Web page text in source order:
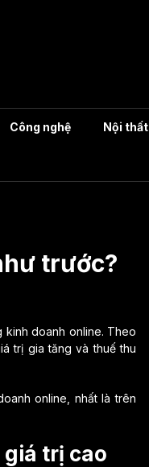
Công nghệ Nội thất
trước?
kinh doanh online. Theo
trị gia tăng và thuế thu
online, nhất là trên
trị cao